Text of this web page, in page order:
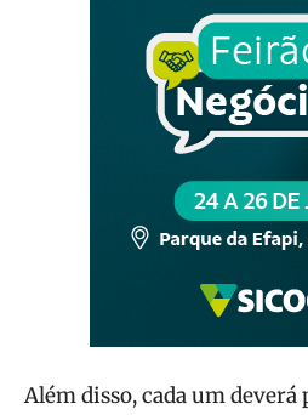
Além disso, cada um deverá